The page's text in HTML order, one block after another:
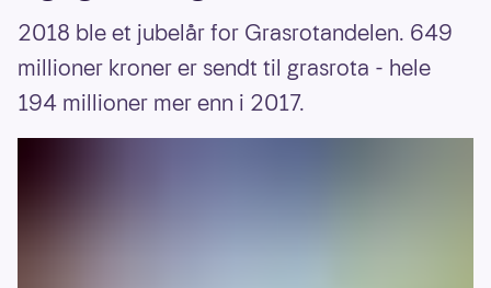
2018 ble et jubelår for Grasrotandelen. 649
millioner kroner er sendt til grasrota - hele
194 millioner mer enn i 2017.